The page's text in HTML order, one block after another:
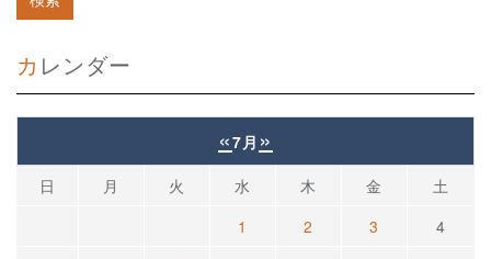
カレンダー
«7月 »
日 月 火 水 木 金
土
1
2 3
4